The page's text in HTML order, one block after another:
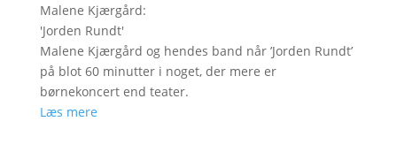
Malene Kjærgård:
'Jorden Rundt'
Malene Kjærgård og hendes band når ’Jorden Rundt’
på blot 60 minutter i noget, der mere er
børnekoncert end teater.
Læs mere